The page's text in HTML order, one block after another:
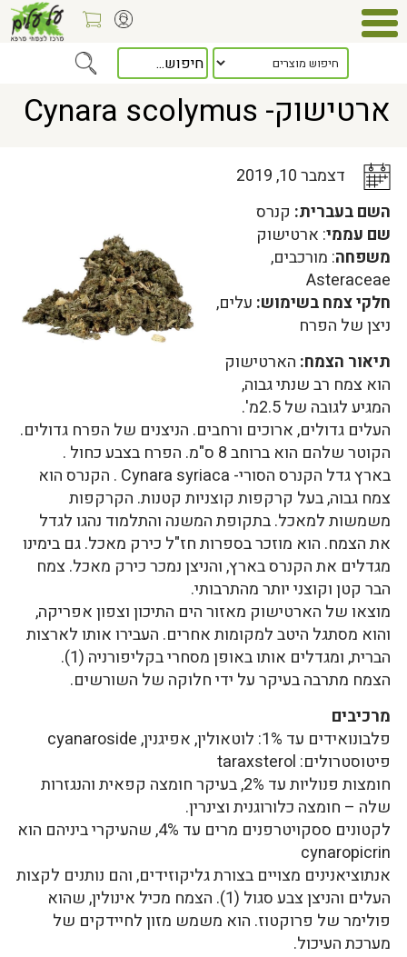
כלל המאמרים> ארטישוק- Cynara scolymus
ארטישוק- Cynara scolymus
דצמבר 10, 2019
השם בעברית: קנרס
שם עממי: ארטישוק
משפחה: מורכבים,
Asteraceae
חלקי צמח בשימוש: עלים,
ניצן של הפרח
תיאור הצמח: הארטישוק
הוא צמח רב שנתי גבוה,
המגיע לגובה של 2.5מ'.
העלים גדולים, ארוכים ורחבים. הניצנים של הפרח גדולים.
הקוטר שלהם הוא ברוחב 8 ס"מ. הפרח בצבע כחול .
בארץ גדל הקנרס הסורי- Cynara syriaca . הקנרס הוא
צמח גבוה, בעל קרקפות קוצניות קטנות. הקרקפות
משמשות למאכל. בתקופת המשנה והתלמוד נהגו לגדל
את הצמח. הוא מוזכר בספרות חז"ל כירק מאכל. גם בימינו
מגדלים את הקנרס בארץ, והניצן נמכר כירק מאכל. צמח
הבר קטן וקוצני יותר מהתרבותי.
מוצאו של הארטישוק מאזור הים התיכון וצפון אפריקה,
והוא מסתגל היטב למקומות אחרים. העבירו אותו לארצות
הברית, ומגדלים אותו באופן מסחרי בקליפורניה (1).
הצמח מתרבה בעיקר על ידי חלוקה של השורשים.
מרכיבים
פלבונואידים עד 1%: לוטאולין, אפיגנין, cyanaroside
פיטוסטרולים: taraxsterol
חומצות פנוליות עד 2%, בעיקר חומצה קפאית והנגזרות
שלה – חומצה כלורוגנית וצינרין.
לקטונים ססקויטרפנים מרים עד 4%, שהעיקרי ביניהם הוא
cynaropicrin
אנתוציאנינים מצויים בצורת גליקוזידים, והם נותנים לקצות
העלים והניצן צבע סגול (1). הצמח מכיל אינולין, שהוא
פולימר של פרוקטוז. הוא משמש מזון לחיידקים של
מערכת העיכול.